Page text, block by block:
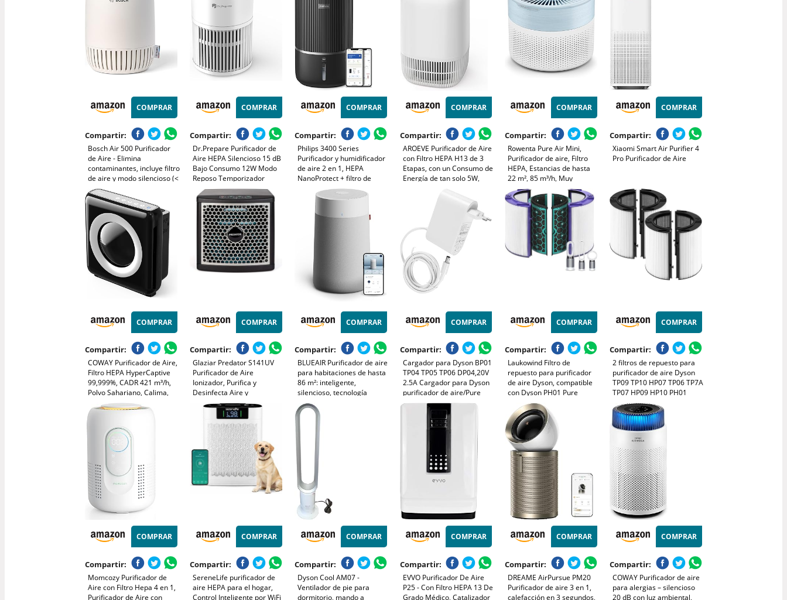
COMPRAR
Compartir:
Bosch Air 500 Purificador
de Aire - Elimina
contaminantes, incluye filtro
de aire y modo silencioso (<
25 dB(A)) - para
habitaciones de hasta 23 m²
- con puerto de carga USB-
C - CADR: 100 m³/h
COMPRAR
Compartir:
Dr.Prepare Purificador de
Aire HEPA Silencioso 15 dB
Bajo Consumo 12W Modo
Reposo Temporizador
Elimina 99,97% de Polen,
Polvo, Pelo de Mascotas y
Humo Prefiltro Lavable para
Dormitorios y Oficinas
COMPRAR
Compartir:
Philips 3400 Series
Purificador y humidificador
de aire 2 en 1, HEPA
NanoProtect + filtro de
carbón activo,
humidificación higiénica a
para 78 m² (AC3421/13)
COMPRAR
Compartir:
AROEVE Purificador de Aire
con Filtro HEPA H13 de 3
Etapas, con un Consumo de
Energía de tan solo 5W,
Aroma, Combate el Polen,
el Humo y el Pelo de
Mascotas
COMPRAR
Compartir:
Rowenta Pure Air Mini,
Purificador de aire, Filtro
HEPA, Estancias de hasta
22 m², 85 m³/h, Muy
silencioso, Reduce malos
olores, Motor Effitech,
Blanco y azul, PU1520F0
COMPRAR
Compartir:
Xiaomi Smart Air Purifier 4
Pro Purificador de Aire
COMPRAR
Compartir:
COWAY Purificador de Aire,
Filtro HEPA HyperCaptive
99,999%, CADR 421 m³/h,
Polvo Sahariano, Calima,
Polen, Alergias, Mascotas,
Modo Eco, Wirecutter Top
Mighty AP-1512HH, Negro
COMPRAR
Compartir:
Glaziar Predator S141UV
Purificador de Aire
Ionizador, Purifica y
Desinfecta Aire y
Superficies, Hasta 140m²
Potente Filtro Elimina
99,99% Bacterias, Humos,
Olores, Alérgenos, Mando
Distancia
COMPRAR
Compartir:
BLUEAIR Purificador de aire
para habitaciones de hasta
86 m²: inteligente,
silencioso, tecnología
HEPASilent, elimina
alérgenos, caspa de
moho - Blue Pure 3350i Max
COMPRAR
Compartir:
Cargador para Dyson BP01
TP04 TP05 TP06 DP04,20V
2.5A Cargador para Dyson
purificador de aire/Pure
Cool Air Purifier,Adaptador
para Dyson purificador de
COMPRAR
Compartir:
Laukowind Filtro de
repuesto para purificador
de aire Dyson, compatible
con Dyson PH01 Pure
Humidify+Cool, HP06 Pure
Hot+Cool Cryptomic, TP06,
TP09, HP06, PH01, PH02,
TP07, HP07, HP09,
purificador de
COMPRAR
Compartir:
2 filtros de repuesto para
purificador de aire Dyson
TP09 TP10 HP07 TP06 TP7A
TP07 HP09 HP10 PH01
PH02 Air Purifier Pure Cool
Humidify Fan 2 en 1 360°
Combi cristal H13 HEPA y
filtro de carbón activo
COMPRAR
Compartir:
Momcozy Purificador de
Aire con Filtro Hepa 4 en 1,
Purificador de Aire con
COMPRAR
Compartir:
SereneLife purificador de
aire HEPA para el hogar,
Control Inteligente por WiFi
COMPRAR
Compartir:
Dyson Cool AM07 -
Ventilador de pie para
dormitorio, mando a
COMPRAR
Compartir:
EVVO Purificador De Aire
P25 - Con Filtro HEPA 13 De
Grado Médico, Catalizador
COMPRAR
Compartir:
DREAME AirPursue PM20
Purificador de aire 3 en 1,
calefacción en 3 segundos,
COMPRAR
Compartir:
COWAY Purificador de aire
para alergias – silencioso
20 dB con luz ambiental,